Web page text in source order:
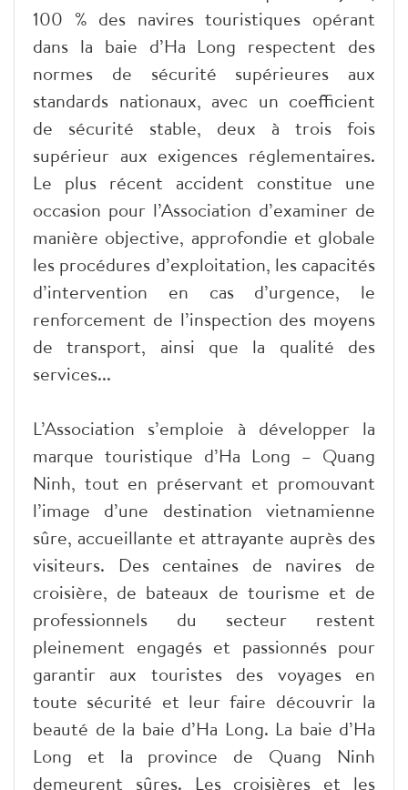
100 % des navires touristiques opérant
dans la baie d’Ha Long respectent des
normes de sécurité supérieures aux
standards nationaux, avec un coefficient
de sécurité stable, deux à trois fois
supérieur aux exigences réglementaires.
Le plus récent accident constitue une
occasion pour l’Association d’examiner de
manière objective, approfondie et globale
les procédures d’exploitation, les capacités
d’intervention en cas d’urgence, le
renforcement de l’inspection des moyens
de transport, ainsi que la qualité des
services...
L’Association s’emploie à développer la
marque touristique d’Ha Long – Quang
Ninh, tout en préservant et promouvant
l’image d’une destination vietnamienne
sûre, accueillante et attrayante auprès des
visiteurs. Des centaines de navires de
croisière, de bateaux de tourisme et de
professionnels du secteur restent
pleinement engagés et passionnés pour
garantir aux touristes des voyages en
toute sécurité et leur faire découvrir la
beauté de la baie d’Ha Long. La baie d’Ha
Long et la province de Quang Ninh
demeurent sûres. Les croisières et les